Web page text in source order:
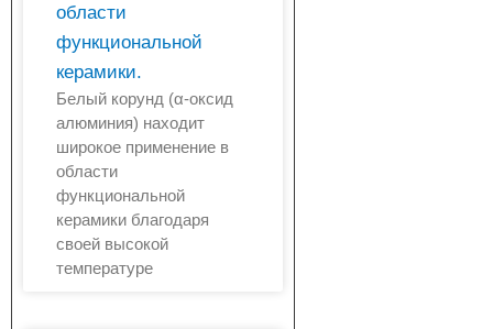
области
функциональной
керамики.
Белый корунд (α-оксид
алюминия) находит
широкое применение в
области
функциональной
керамики благодаря
своей высокой
температуре